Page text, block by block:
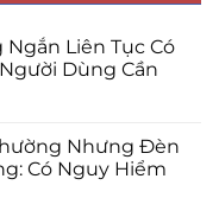
Liên Tục Có
Dùng Cần
Nhưng Đèn
Có Nguy Hiểm